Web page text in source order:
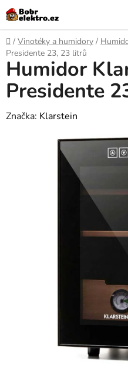
Přejít
na
obsah
Domů
/ Vinotéky a humidory /
Presidente 23, 23 litrů
Humidor
Presidente
Značka: Klarstein